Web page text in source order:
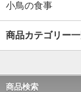
小鳥の食事
商品カテゴリー
商品検索